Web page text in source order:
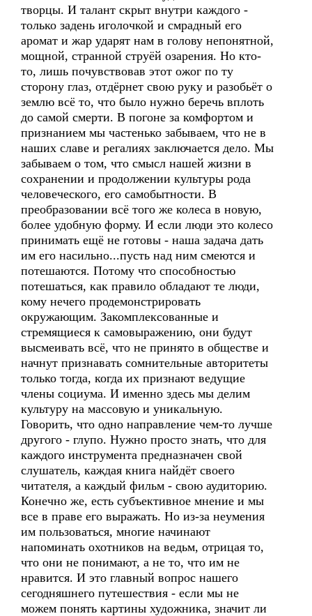
творцы. И талант скрыт внутри каждого -
только задень иголочкой и смрадный его
аромат и жар ударят нам в голову непонятной,
мощной, странной струёй озарения. Но кто-
то, лишь почувствовав этот ожог по ту
сторону глаз, отдёрнет свою руку и разобьёт о
землю всё то, что было нужно беречь вплоть
до самой смерти. В погоне за комфортом и
признанием мы частенько забываем, что не в
наших славе и регалиях заключается дело. Мы
забываем о том, что смысл нашей жизни в
сохранении и продолжении культуры рода
человеческого, его самобытности. В
преобразовании всё того же колеса в новую,
более удобную форму. И если люди это колесо
принимать ещё не готовы - наша задача дать
им его насильно...пусть над ним смеются и
потешаются. Потому что способностью
потешаться, как правило обладают те люди,
кому нечего продемонстрировать
окружающим. Закомплексованные и
стремящиеся к самовыражению, они будут
высмеивать всё, что не принято в обществе и
начнут признавать сомнительные авторитеты
только тогда, когда их признают ведущие
члены социума. И именно здесь мы делим
культуру на массовую и уникальную.
Говорить, что одно направление чем-то лучше
другого - глупо. Нужно просто знать, что для
каждого инструмента предназначен свой
слушатель, каждая книга найдёт своего
читателя, а каждый фильм - свою аудиторию.
Конечно же, есть субъективное мнение и мы
все в праве его выражать. Но из-за неумения
им пользоваться, многие начинают
напоминать охотников на ведьм, отрицая то,
что они не понимают, а не то, что им не
нравится. И это главный вопрос нашего
сегодняшнего путешествия - если мы не
можем понять картины художника, значит ли